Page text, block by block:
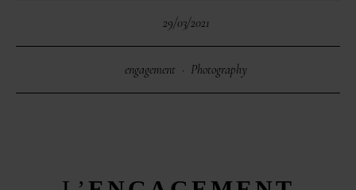
29/03/2021
engagement · Photography
STEPH & JENNIFER
VICTOR & ASHLEY